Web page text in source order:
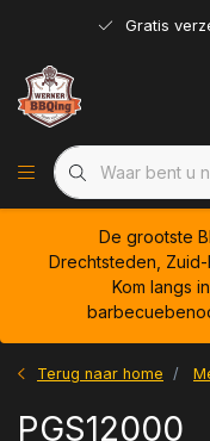
Gratis
De grootste
Drechtsteden,
Kom langs
Terug naar home
PGS12000